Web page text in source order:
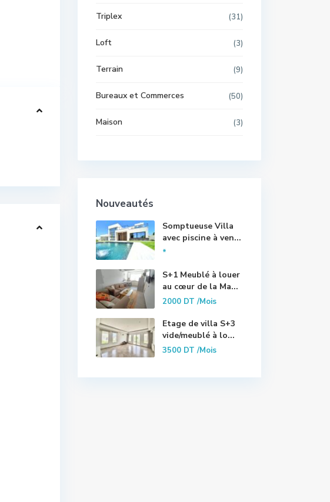
Triplex (31)
Loft (3)
Terrain (9)
Bureaux et Commerces (50)
Maison (3)
Nouveautés
Somptueuse Villa
avec piscine à ven...
*
S+1 Meublé à louer
au cœur de la Ma...
2000 DT/Mois
Etage de villa S+3
vide/meublé à lo...
3500 DT/Mois